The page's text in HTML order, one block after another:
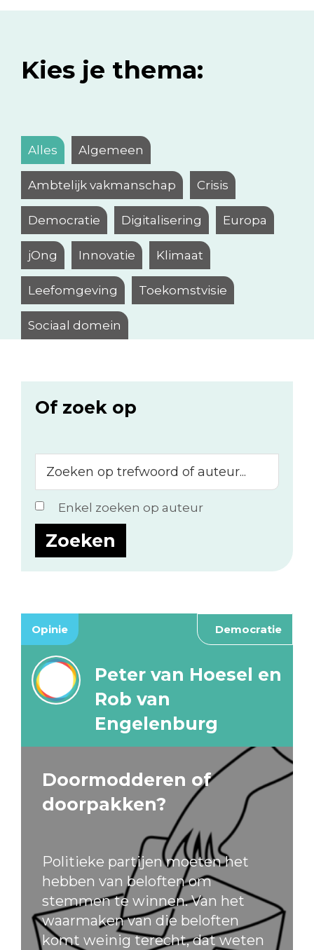
Kies je thema:
Alles Algemeen
Ambtelijk vakmanschap Crisis
Democratie Digitalisering Europa
jOng Innovatie Klimaat
Leefomgeving Toekomstvisie
Sociaal domein
Of zoek op
op
trefwoord
of
auteur...
Enkel zoeken op auteur
Opinie Democratie
Peter van Hoesel en
Rob van
Engelenburg
Doormodderen of
doorpakken?
Politieke partijen moeten het
hebben van beloften om
stemmen te winnen. Van het
waarmaken van die beloften
komt weinig terecht, dat weten